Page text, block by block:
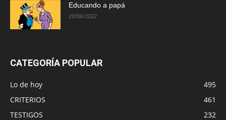
Educando a papá
20/06/2022
CATEGORÍA POPULAR
Lo de hoy
495
CRITERIOS
461
TESTIGOS
232